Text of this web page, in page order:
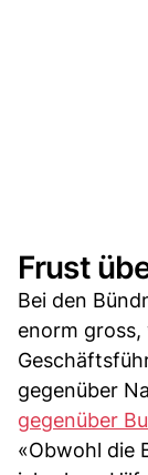
Frust
Bei den
enorm gross,
gegenüber
gegenüber
«Obwohl die